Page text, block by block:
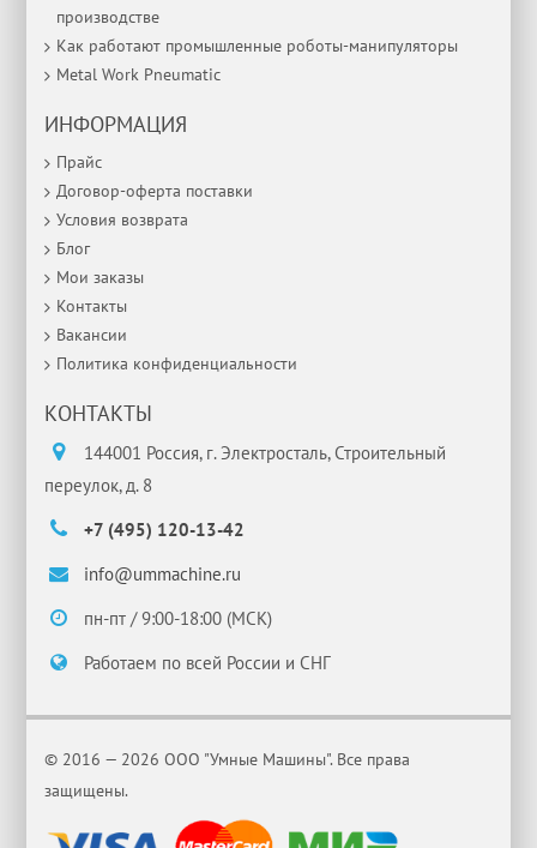
производстве
Как работают промышленные роботы-манипуляторы
Metal Work Pneumatic
ИНФОРМАЦИЯ
Прайс
Договор-оферта поставки
Условия возврата
Блог
Мои заказы
Контакты
Вакансии
Политика конфиденциальности
КОНТАКТЫ
144001 Россия, г. Электросталь, Строительный
переулок, д. 8
+7 (495) 120-13-42
info@ummachine.ru
пн-пт / 9:00-18:00 (МСК)
Работаем по всей России и СНГ
© 2016 — 2026 ООО "Умные Машины". Все права
защищены.